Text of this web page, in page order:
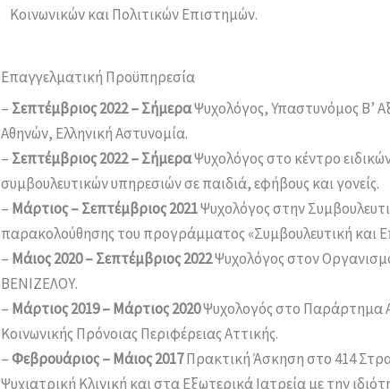
Κοινωνικών και Πολιτικών Επιστημών.
Επαγγελματική Προϋπηρεσία
– Σεπτέμβριος 2022 – ΣήμεραΨυχολόγος, Υπαστυνόμος Β’
Αθηνών, Ελληνική Αστυνομία.
– Σεπτέμβριος 2022 – ΣήμεραΨυχολόγος στο κέντρο
συμβουλευτικών υπηρεσιών σε παιδιά, εφήβους και γονείς.
– Μάρτιος – Σεπτέμβριος 2021Ψυχολόγος στην
παρακολούθησης του προγράμματος «Συμβουλευτική και
– Μάιος 2020 –Σεπτέμβριος 2022Ψυχολόγος στον
ΒΕΝΙΖΕΛΟΥ.
– Μάρτιος 2019 –Μάρτιος 2020Ψυχολογός στο Παράρτημα
Κοινωνικής Πρόνοιας Περιφέρειας Αττικής.
–Φεβρουάριος –Μάιος2017Πρακτική Άσκηση στο 414
Ψυχιατρική Κλινική και στα Εξωτερικά Ιατρεία με την